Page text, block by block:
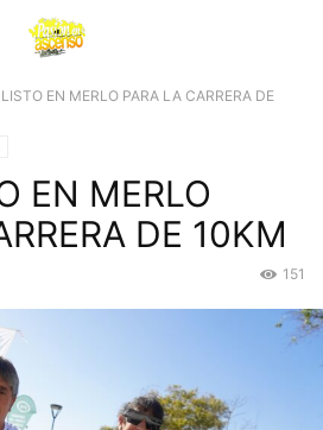
EN MERLO PARA LA CARRERA DE
EN MERLO
DE 10KM
151